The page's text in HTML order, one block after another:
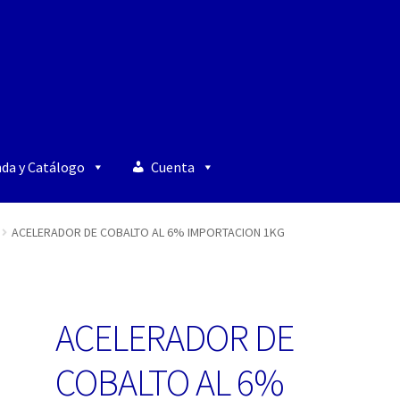
y Catálogo Cuenta
ACELERADOR DE COBALTO AL 6% IMPORTACION 1KG
ACELERADOR DE
COBALTO AL 6%